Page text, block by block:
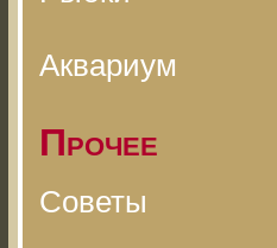
Аквариум
Прочее
Советы